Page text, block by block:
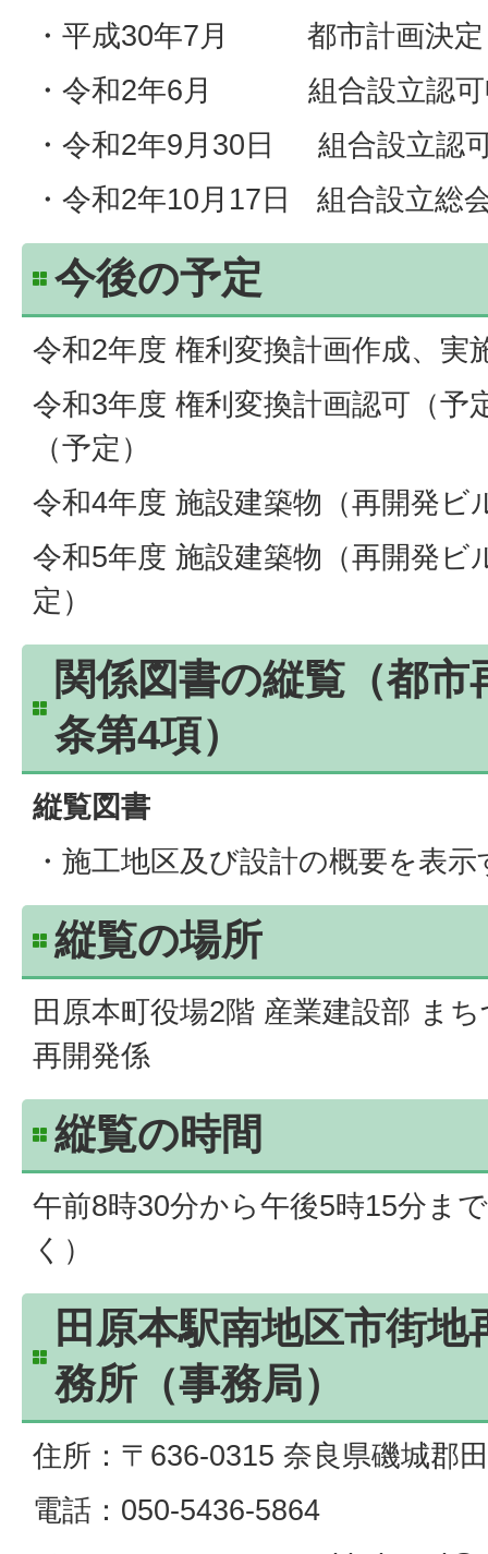
・平成30年7月 都市計画決定
・令和2年6月 組合設立認可
・令和2年9月30日 組合設立認
・令和2年10月17日 組合設立総
今後の予定
令和2年度 権利変換計画作成、実
令和3年度 権利変換計画認可（予
（予定）
令和4年度 施設建築物（再開発ビ
令和5年度 施設建築物（再開発ビ
定）
関係図書の縦覧（都市
条第4項）
縦覧図書
・施工地区及び設計の概要を表
縦覧の場所
田原本町役場2階 産業建設部 ま
再開発係
縦覧の時間
午前8時30分から午後5時15分ま
く）
田原本駅南地区市街地
務所（事務局）
住所：〒636-0315 奈良県磯城郡
電話：050-5436-5864